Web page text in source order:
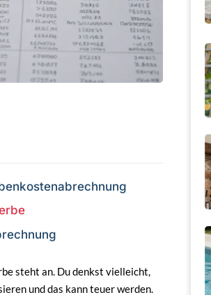
steht an. Du denkst vielleicht,
und das kann teuer werden.